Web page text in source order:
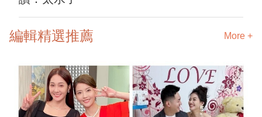
編輯精選推薦 More +